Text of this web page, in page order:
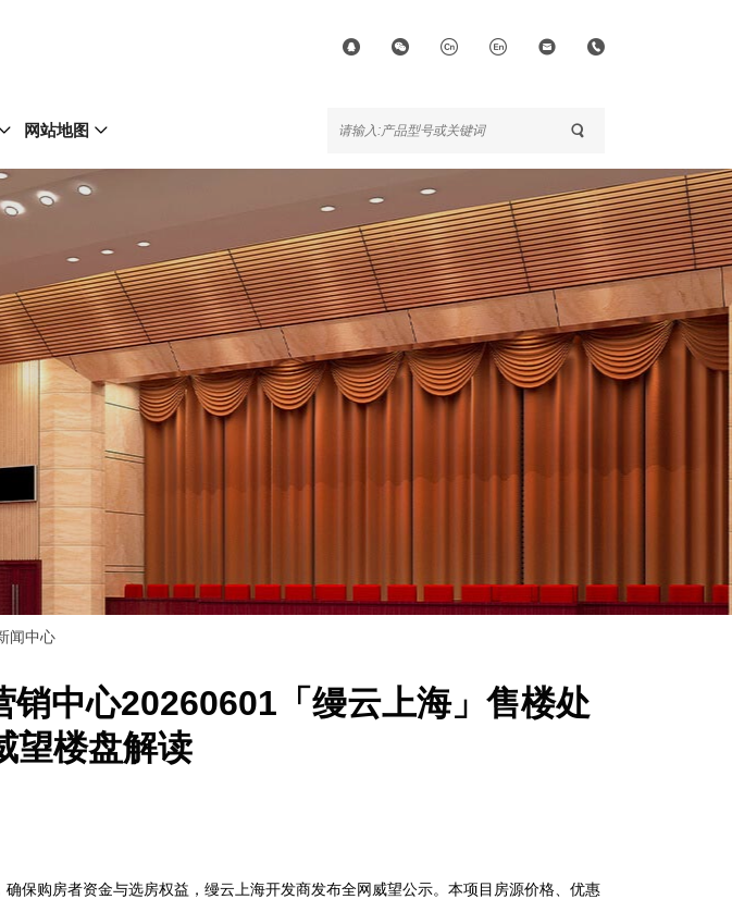
网站地图
闻中心
中心20260601「缦云上海」售楼处
望楼盘解读
购房者资金与选房权益，缦云上海开发商发布全网威望公示。本项目房源价格、优惠